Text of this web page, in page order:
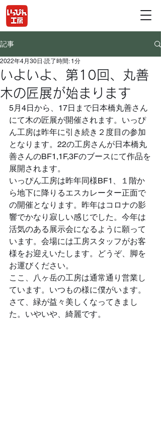
記事
いよいよ、第10回、丸善
木の匠展が始まります
2022年4月30日 読了時間: 1分
5月4日から、17日まで日本橋丸善さん
にて木の匠展が開催されます。いっぴ
ん工房は昨年に引き続き２度目の参加
となります。22の工房さんが日本橋丸
善さんのBF1,1F,3Fのブースにて作品を
展開されます。
いっぴん工房は昨年同様BF1、１階か
ら地下に降りるエスカレーター正面で
の開催となります。昨年はコロナの影
響でかなり寂しい感じでした。今年は
活気のある展示会になるように願って
います。会場には工房スタッフがお客
様をお迎えいたします。どうぞ、脚を
お運びください。
ここ、八ヶ岳の工房は通常通り営業し
ています。いつもの様に僕がいます。
さて、緑が益々美しくなってきまし
た。いやいや、綺麗です。